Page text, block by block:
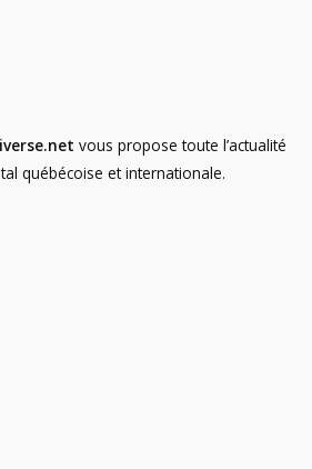
vous propose toute l’actualité
québécoise et internationale.